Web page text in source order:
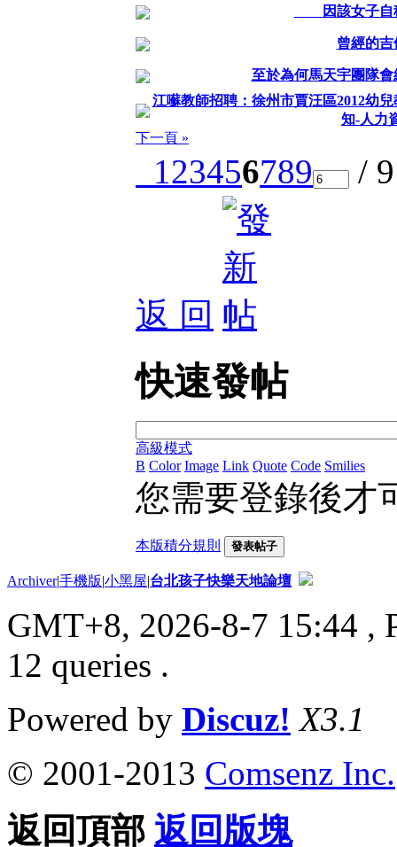
因該女子自
曾經的吉
至於為何馬天宇團隊
江囌教師招聘：徐州市賈汪區2012幼
知-人力
下一頁 »
1 23456789 /
返 回
快速發帖
高級模式
B Color Image Link Quote Code Smilies
您需要登錄後才
本版積分規則 發表帖子
Archiver|手機版|小黑屋|台北孩子快樂天地論壇
GMT+8, 2026-8-7 15:44 ,
12 queries .
Powered by Discuz! X3.1
© 2001-2013 Comsenz Inc.
返回頂部 返回版塊